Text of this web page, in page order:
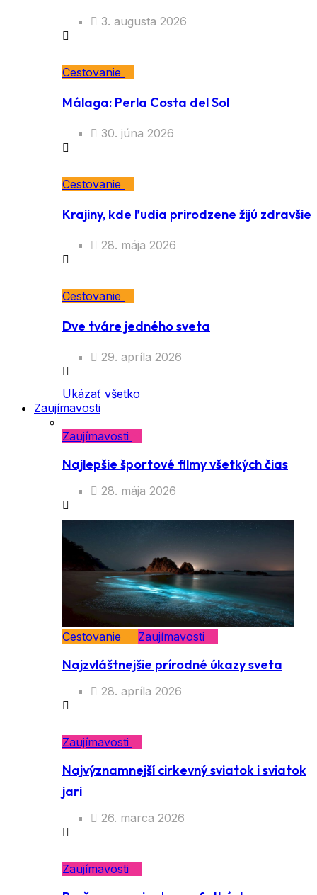
3. augusta 2026
Cestovanie
Málaga: Perla Costa del Sol
30. júna 2026
Cestovanie
Krajiny, kde ľudia prirodzene žijú zdravšie
28. mája 2026
Cestovanie
Dve tváre jedného sveta
29. apríla 2026
Ukázať všetko
Zaujímavosti
Zaujímavosti
Najlepšie športové filmy všetkých čias
28. mája 2026
Cestovanie Zaujímavosti
Najzvláštnejšie prírodné úkazy sveta
28. apríla 2026
Zaujímavosti
Najvýznamnejší cirkevný sviatok i sviatok
jari
26. marca 2026
Zaujímavosti